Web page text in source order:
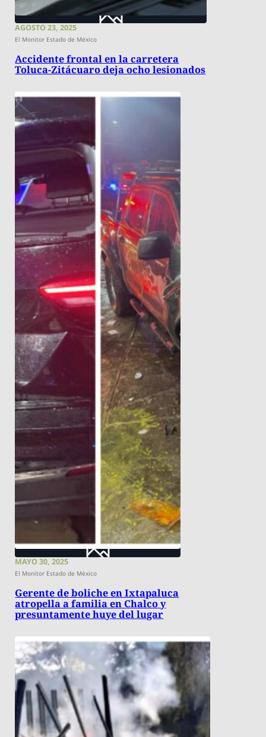
AGOSTO 23, 2025
El Monitor Estado de México
Accidente frontal en la carretera
Toluca-Zitácuaro deja ocho lesionados
MAYO 30, 2025
El Monitor Estado de México
Gerente de boliche en Ixtapaluca
atropella a familia en Chalco y
presuntamente huye del lugar